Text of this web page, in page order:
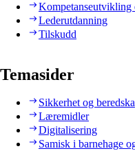
Kompetanseutvikling
Lederutdanning
Tilskudd
Temasider
Sikkerhet og
Læremidler
Digitalisering
Samisk i barnehage